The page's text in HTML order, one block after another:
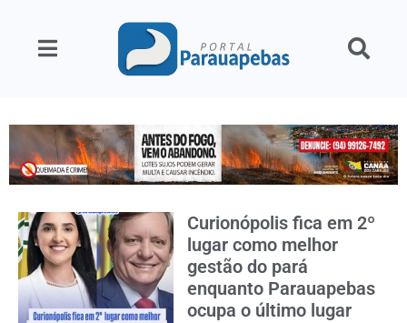
Curionópolis fica em 2º
lugar como melhor
gestão do pará
enquanto Parauapebas
ocupa o último lugar